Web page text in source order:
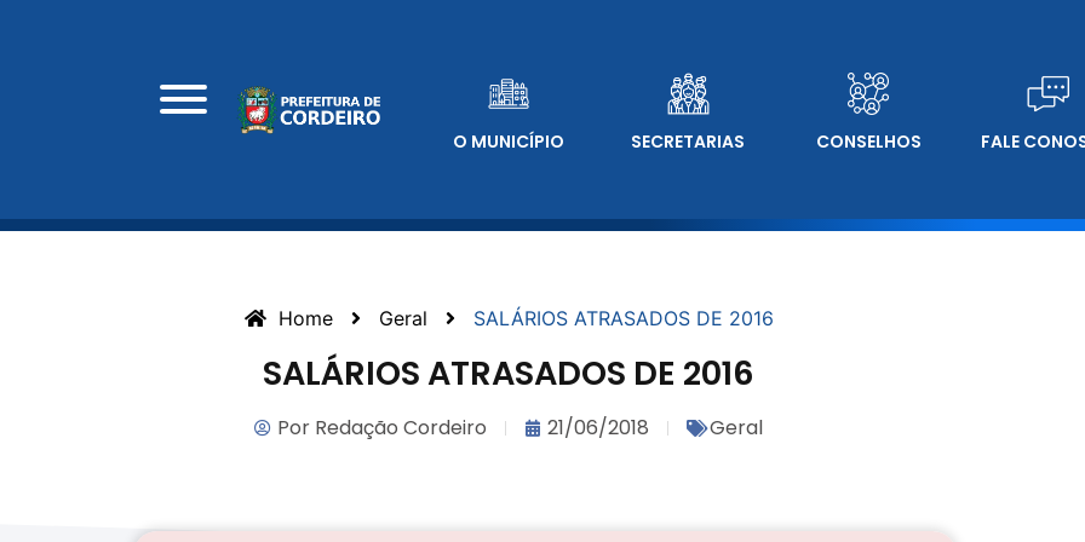
O MUNICÍPIO SECRETARIAS CONSELHOS FALE
Home Geral SALÁRIOS ATRASADOS DE 2016
SALÁRIOS ATRASADOS DE 2016
Por Redação Cordeiro 21/06/2018 Geral